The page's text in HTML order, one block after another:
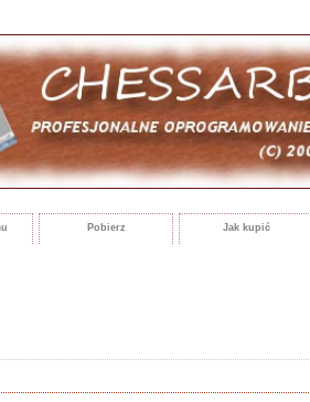
Pobierz Jak kupić